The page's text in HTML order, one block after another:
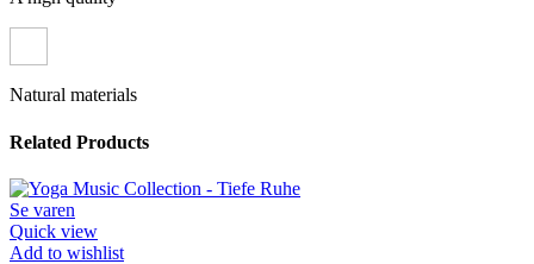
Natural materials
Related Products
Se varen
Quick view
Add to wishlist